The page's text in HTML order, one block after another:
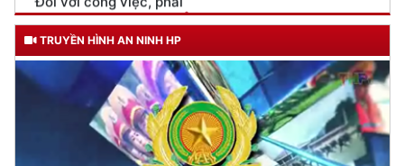
Đối với địch, phải
CƯƠNG QUYẾT, KHÔN KHÉO
Trích thư Chủ tịch Hồ Chí Minh
gửi Công an Khu XII,
ngày 11 tháng 3 năm 1948.
TRUYỀN HÌNH AN NINH HP